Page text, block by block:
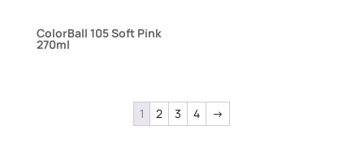
ColorBall 105 Soft Pink
270ml
1 2 3 4 →